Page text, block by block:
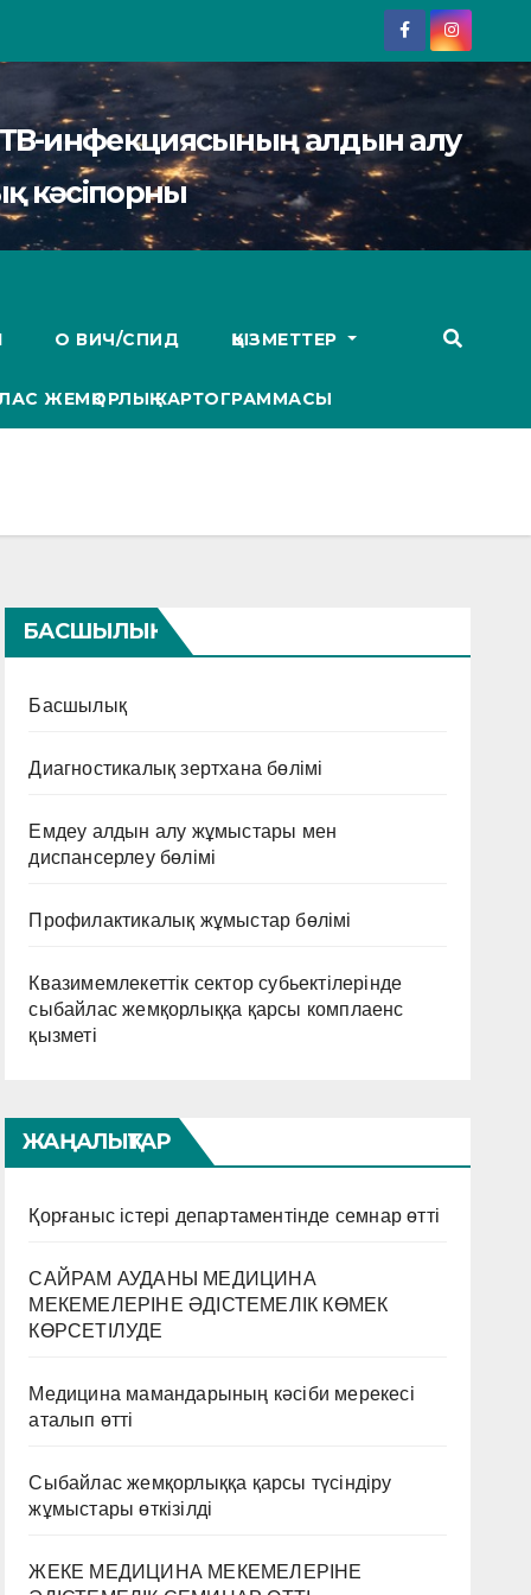
инфекциясының алдын алу
кәсіпорны
О ВИЧ/СПИД ҚЫЗМЕТТЕР
ЖЕМҚОРЛЫҚ КАРТОГРАММАСЫ
БАСШЫЛЫҚ
Басшылық
Диагностикалық зертхана бөлімі
Емдеу алдын алу жұмыстары мен
диспансерлеу бөлімі
Профилактикалық жұмыстар бөлімі
Квазимемлекеттік сектор субьектілерінде
сыбайлас жемқорлыққа қарсы комплаенс
қызметі
ЖАҢАЛЫҚТАР
Қорғаныс істері департаментінде семнар өтті
САЙРАМ АУДАНЫ МЕДИЦИНА
МЕКЕМЕЛЕРІНЕ ӘДІСТЕМЕЛІК КӨМЕК
КӨРСЕТІЛУДЕ
Медицина мамандарының кәсіби мерекесі
аталып өтті
Сыбайлас жемқорлыққа қарсы түсіндіру
жұмыстары өткізілді
ЖЕКЕ МЕДИЦИНА МЕКЕМЕЛЕРІНЕ